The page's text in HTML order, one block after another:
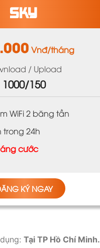
SKY
Vnđ/tháng
/ Upload
1000/150
WiFi 2 băng tần
trong 24h
cước
KÝ NGAY
Tại TP Hồ Chí Minh.